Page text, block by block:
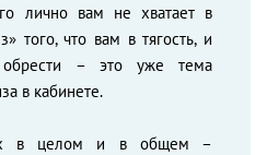
лично вам не хватает в
того, что вам в тягость, и
обрести – это уже тема
в кабинете.
в целом и в общем –